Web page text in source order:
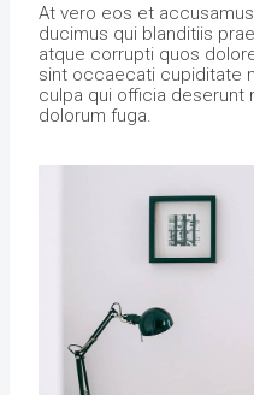
At vero eos et
ducimus qui blanditiis
atque corrupti quos
sint occaecati cupiditate
culpa qui officia deserunt
dolorum fuga.